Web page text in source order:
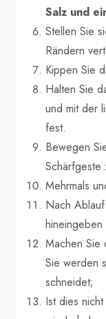
Salz und
Stellen Sie
Rändern
Kippen Sie
Halten Sie
und mit der
fest.
Bewegen
Schärfgeste
Mehrmals
Nach
Machen Sie
Sie werden
schneidet;
Ist dies